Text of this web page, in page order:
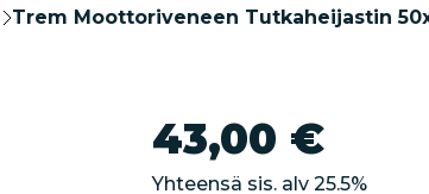
Trem Moottoriveneen Tutkaheijastin
43,00 €
Yhteensä sis. alv 25.5%